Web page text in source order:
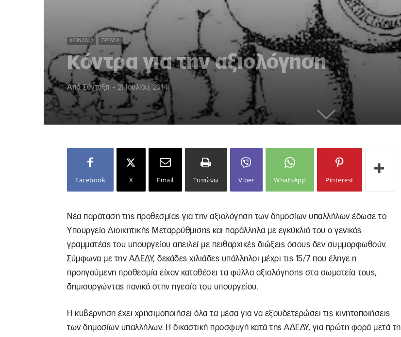
ΚΟΙΝΩΝΊΑ ΕΡΓΑΣΊΑ
Κόντρα για την αξιολόγηση
Από Σύνταξη - 21 Ιουλίου, 2014
Facebook X Email Τυπώνω Viber WhatsApp Pinterest
Νέα παράταση της προθεσμίας για την αξιολόγηση των δημοσίων υπαλλήλων έδωσε το
Υπουργείο Διοικητικής Μεταρρύθμισης και παράλληλα με εγκύκλιό του ο γενικός
γραμματέας του υπουργείου απειλεί με πειθαρχικές διώξεις όσους δεν συμμορφωθούν.
Σύμφωνα με την ΑΔΕΔΥ, δεκάδες χιλιάδες υπάλληλοι μέχρι τις 15/7 που έληγε η
προηγούμενη προθεσμία είχαν καταθέσει τα φύλλα αξιολόγησης στα σωματεία τους,
δημιουργώντας πανικό στην ηγεσία του υπουργείου.
Η κυβέρνηση έχει χρησιμοποιήσει όλα τα μέσα για να εξουδετερώσει τις κινητοποιήσεις
των δημοσίων υπαλλήλων. Η δικαστική προσφυγή κατά της ΑΔΕΔΥ, για πρώτη φορά μετά τη